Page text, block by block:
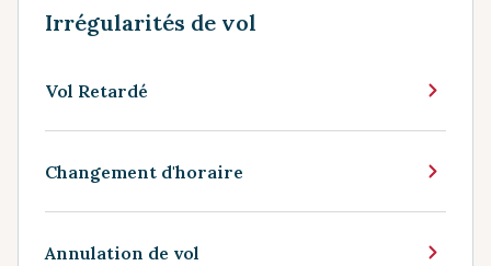
Irrégularités de vol
Vol Retardé
Changement d'horaire
Annulation de vol